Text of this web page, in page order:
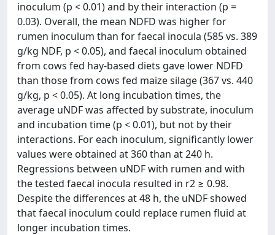
inoculum (p < 0.01) and by their interaction (p =
0.03). Overall, the mean NDFD was higher for
rumen inoculum than for faecal inocula (585 vs. 389
g/kg NDF, p < 0.05), and faecal inoculum obtained
from cows fed hay-based diets gave lower NDFD
than those from cows fed maize silage (367 vs. 440
g/kg, p < 0.05). At long incubation times, the
average uNDF was affected by substrate, inoculum
and incubation time (p < 0.01), but not by their
interactions. For each inoculum, significantly lower
values were obtained at 360 than at 240 h.
Regressions between uNDF with rumen and with
the tested faecal inocula resulted in r2 ≥ 0.98.
Despite the differences at 48 h, the uNDF showed
that faecal inoculum could replace rumen fluid at
longer incubation times.